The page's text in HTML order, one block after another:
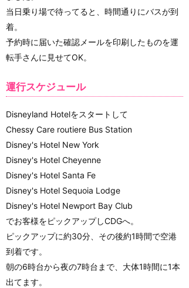
当日乗り場で待ってると、時間通りにバスが到
着。
予約時に届いた確認メールを印刷したものを運
転手さんに見せてOK。
運行スケジュール
Disneyland Hotelをスタートして
Chessy Care routiere Bus Station
Disney's Hotel New York
Disney's Hotel Cheyenne
Disney's Hotel Santa Fe
Disney's Hotel Sequoia Lodge
Disney's Hotel Newport Bay Club
でお客様をピックアップしCDGへ。
ピックアップに約30分、その後約1時間で空港
到着です。
朝の6時台から夜の7時台まで、大体1時間に1本
出てます。